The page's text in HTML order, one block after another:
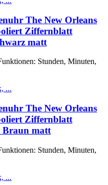
The New Orleans
Ziffernblatt
matt
Stunden, Minuten,
The New Orleans
Ziffernblatt
Braun matt
Stunden, Minuten,